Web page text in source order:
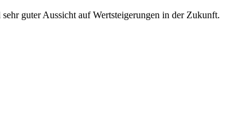
guter Aussicht auf Wertsteigerungen in der Zukunft.